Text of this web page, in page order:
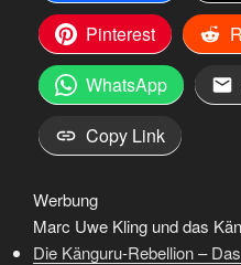
Pinterest
WhatsApp
Copy Link
Werbung
Marc Uwe Kling und das
Die Känguru-Rebellion –